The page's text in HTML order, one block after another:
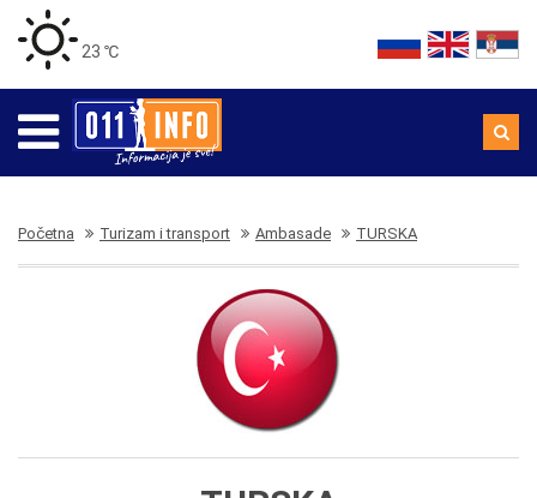
23 ℃
Početna Turizam i transport Ambasade TURSKA